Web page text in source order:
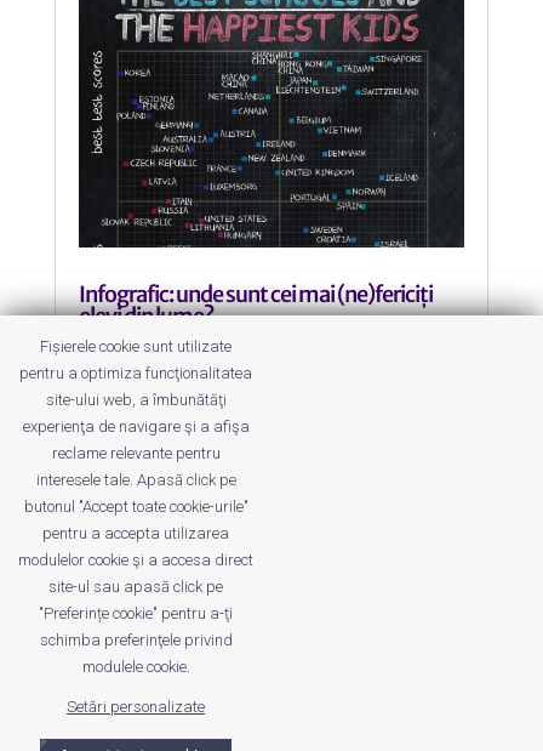
Infografic: unde sunt cei mai (ne)fericiți
elevi din lume?
byRoxana Jilăveanu
Utile
În ce tabără credeți că se află
România?
Despre noi Publicitate
Privacy
© UrbanKID. Proiect dezvoltat de Dana și
Dragomirescu. Temă WordPress:
Fișierele cookie sunt utilizate
pentru a optimiza funcţionalitatea
site-ului web, a îmbunătăţi
experienţa de navigare şi a afişa
reclame relevante pentru
interesele tale. Apasă click pe
butonul "Accept toate cookie-urile"
pentru a accepta utilizarea
modulelor cookie şi a accesa direct
site-ul sau apasă click pe
"Preferințe cookie" pentru a-ţi
schimba preferinţele privind
modulele cookie.
Setări personalizate